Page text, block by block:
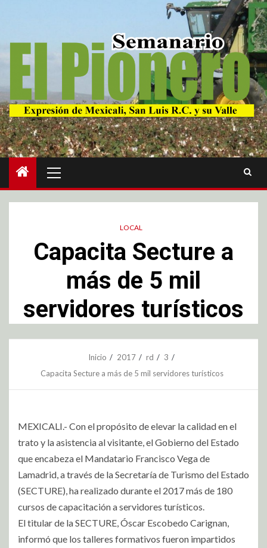
LOCAL
Capacita Secture a
más de 5 mil
servidores turísticos
Inicio 2017 rd
3
Capacita Secture a más de 5 mil servidores turísticos
MEXICALI.- Con el propósito de elevar la calidad en el
trato y la asistencia al visitante, el Gobierno del Estado
que encabeza el Mandatario Francisco Vega de
Lamadrid, a través de la Secretaría de Turismo del Estado
(SECTURE), ha realizado durante el 2017 más de 180
cursos de capacitación a servidores turísticos.
El titular de la SECTURE, Óscar Escobedo Carignan,
informó que los talleres formativos fueron impartidos